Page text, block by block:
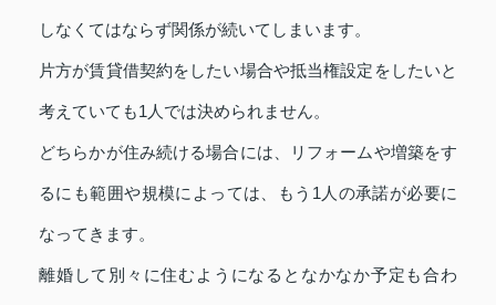
しなくてはならず関係が続いてしまいます。
片方が賃貸借契約をしたい場合や抵当権設定をしたいと
考えていても1人では決められません。
どちらかが住み続ける場合には、リフォームや増築をす
るにも範囲や規模によっては、もう1人の承諾が必要に
なってきます。
離婚して別々に住むようになるとなかなか予定も合わ